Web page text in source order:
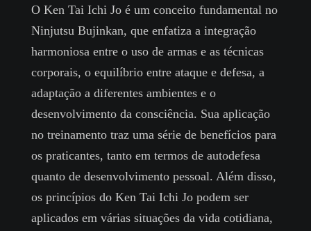
O Ken Tai Ichi Jo é um conceito fundamental no
Ninjutsu Bujinkan, que enfatiza a integração
harmoniosa entre o uso de armas e as técnicas
corporais, o equilíbrio entre ataque e defesa, a
adaptação a diferentes ambientes e o
desenvolvimento da consciência. Sua aplicação
no treinamento traz uma série de benefícios para
os praticantes, tanto em termos de autodefesa
quanto de desenvolvimento pessoal. Além disso,
os princípios do Ken Tai Ichi Jo podem ser
aplicados em várias situações da vida cotidiana,